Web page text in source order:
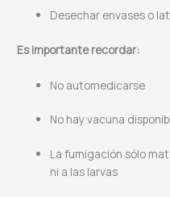
Desechar envases o
Es importante recordar:
No automedicarse
No hay vacuna
La fumigación sólo
ni a las larvas